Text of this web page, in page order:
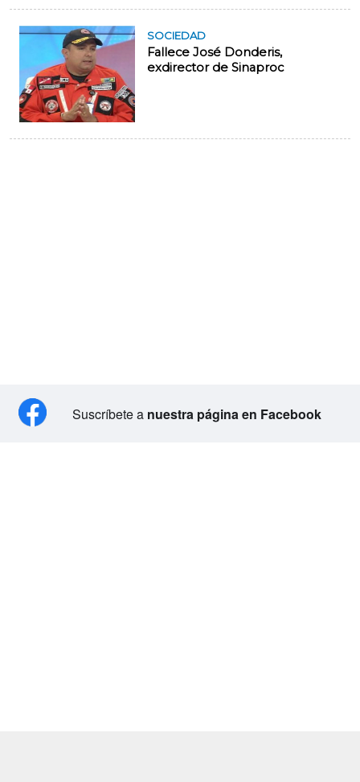
SOCIEDAD
Fallece José Donderis,
exdirector de Sinaproc
Suscríbete a nuestra página en Facebook